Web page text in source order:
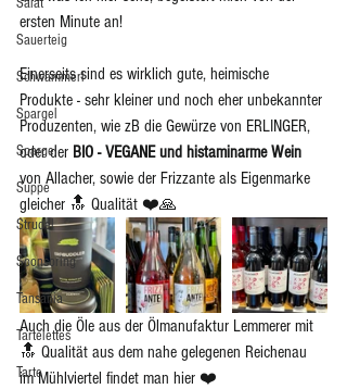
Sauerteig
Schwammerl
Spargel
Spargel
Suppe
Strudel
Sponsoring
Tansania
Tartelettes
Tarte
ersten Minute an!
Einerseits sind es wirklich gute, heimische
Produkte - sehr kleiner und noch eher unbekannter
Produzenten, wie zB die Gewürze von ERLINGER,
oder der BIO - VEGANE und histaminarme Wein
von Allacher, sowie der Frizzante als Eigenmarke
gleicher 🔝 Qualität ❤️🙏
Auch die Öle aus der Ölmanufaktur Lemmerer mit
🔝 Qualität aus dem nahe gelegenen Reichenau
im Mühlviertel findet man hier ❤️